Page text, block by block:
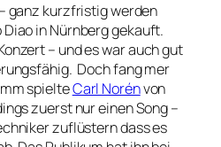
ganz kurzfristig werden
in Nürnberg gekauft.
– und es war auch gut
Doch fang mer
spielteCarl Norénvon
zuerst nur einen Song –
zuflüstern dass es